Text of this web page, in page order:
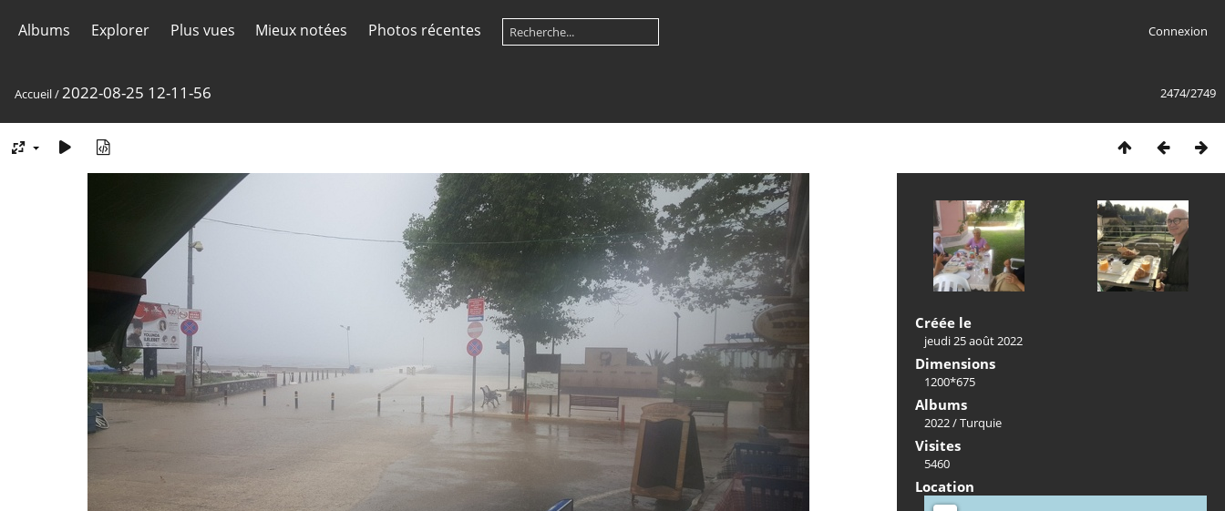
Albums Explorer Plus vues Mieux notées Photos récentes Connexion
2474/2749
Accueil/2022-08-25 12-11-56
Créée le
jeudi 25 août 2022
Dimensions
1200*675
Albums
2022/Turquie
Visites
5460
Location